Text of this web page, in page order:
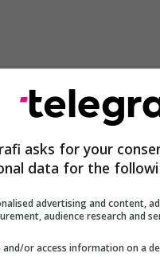
për
e pingpongut në
e FPPK-së.
asks for your
data for the
advertising and content,
audience research and
and/or access information on a